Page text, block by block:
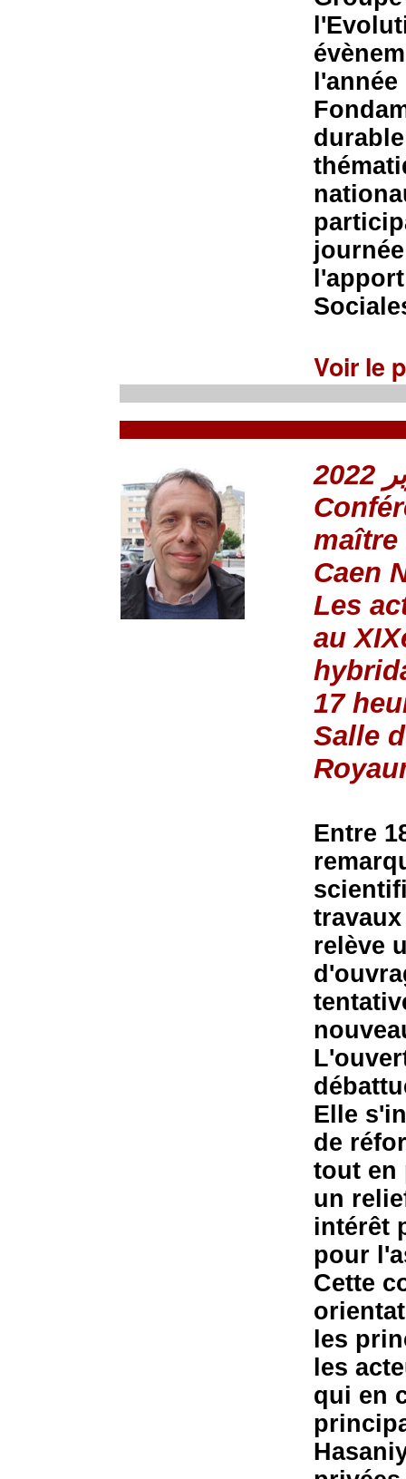
Voir le
maître
Caen
Les
au
17
Salle
Entre
relève
Elle
de
tout en
un
intérêt
pour
Cette
les
les
qui en